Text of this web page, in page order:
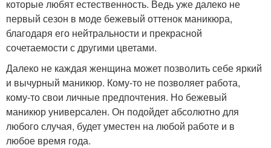
которые любят естественность. Ведь уже далеко не
первый сезон в моде бежевый оттенок маникюра,
благодаря его нейтральности и прекрасной
сочетаемости с другими цветами.
Далеко не каждая женщина может позволить себе яркий
и вычурный маникюр. Кому-то не позволяет работа,
кому-то свои личные предпочтения. Но бежевый
маникюр универсален. Он подойдет абсолютно для
любого случая, будет уместен на любой работе и в
любое время года.